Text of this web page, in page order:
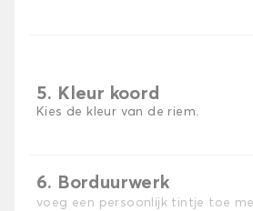
5. Kleur koord
Kies de kleur van de riem.
6. Borduurwerk
voeg een persoonlijk tintje toe